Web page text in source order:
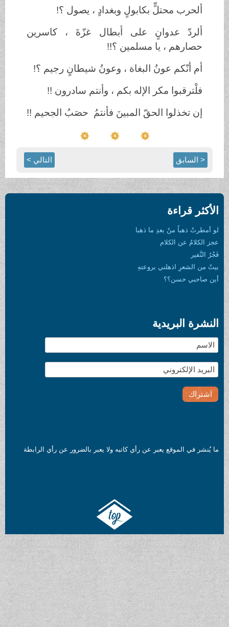
ألحرب محتلٍّ بكابولٍ وبغدادٍ ، يصول ؟!
ألردّ عدوانٍ على أبطال غزّةَ ، كاسرين
حصارهم ، يا مسلمين ؟!!
أم أنّكم عونُ البغاة ، وعونُ شيطانٍ رجيم ؟!
فلْترقبوا مكر الإله بكم ، وأنتم سادرون !!
إن تخذلوا الحقّ المبينَ فأنتمُ حصَبُ الجحيم !!
< السابق التالي >
الأكثر قراءة
لو أمطرتْ ذهباً منْ بعدِ ما ذهبا
عجز الكلامُ عن الكلام
فَجْرُ النَّفير
بيتٌ من الشعرِ اذهلني بروعتهِ
أين صاحبي حسن؟؟
النشرة البريدية
ما يُنشر في الموقع يعبر عن رأي كاتبه ولا يعبر بالضرور عن رأي الرابطة